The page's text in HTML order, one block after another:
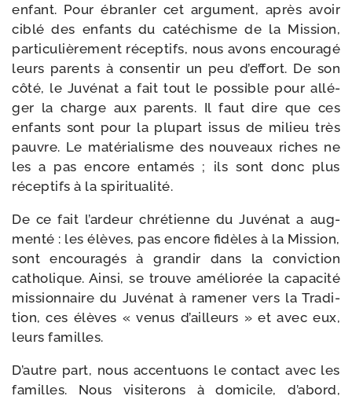
enfant. Pour ébran­ler cet argu­ment, après avoir
ciblé des enfants du caté­chisme de la Mission,
par­ti­cu­liè­re­ment récep­tifs, nous avons encou­ra­gé
leurs parents à consen­tir un peu d’effort. De son
côté, le Juvénat a fait tout le pos­sible pour allé­
ger la charge aux parents. Il faut dire que ces
enfants sont pour la plu­part issus de milieu très
pauvre. Le maté­ria­lisme des nou­veaux riches ne
les a pas encore enta­més ; ils sont donc plus
récep­tifs à la spiritualité.
De ce fait l’ardeur chré­tienne du Juvénat a aug­
men­té : les élèves, pas encore fidèles à la Mission,
sont encou­ra­gés à gran­dir dans la convic­tion
catho­lique. Ainsi, se trouve amé­lio­rée la capa­ci­té
mis­sion­naire du Juvénat à rame­ner vers la Tradi-​
tion, ces élèves « venus d’ailleurs » et avec eux,
leurs familles.
D’autre part, nous accen­tuons le contact avec les
familles. Nous visi­te­rons à domi­cile, d’abord,